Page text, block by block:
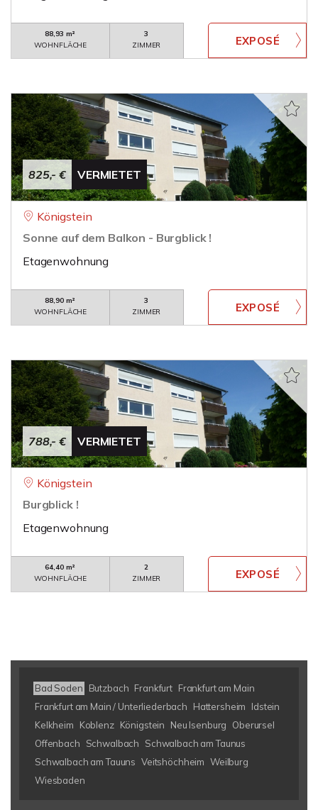
88,93 m²
WOHNFLÄCHE
3
ZIMMER
825,- € VERMIETET
Königstein
Sonne auf dem Balkon - Burgblick !
Etagenwohnung
88,90 m²
WOHNFLÄCHE
3
ZIMMER
788,- € VERMIETET
Königstein
Burgblick !
Etagenwohnung
64,40 m²
WOHNFLÄCHE
2
ZIMMER
Bad Soden Butzbach Frankfurt Frankfurt am Main
Frankfurt am Main / Unterliederbach
Hattersheim
Idstein
Kelkheim
Koblenz Königstein Neu Isenburg
Oberursel
Offenbach
Schwalbach
Schwalbach am Taunus
Schwalbach am Tauuns Veitshöchheim Weilburg
Wiesbaden